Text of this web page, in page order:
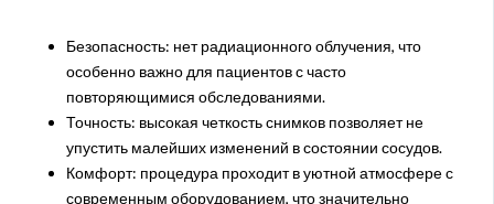
Безопасность: нет радиационного облучения, что
особенно важно для пациентов с часто
повторяющимися обследованиями.
Точность: высокая четкость снимков позволяет не
упустить малейших изменений в состоянии сосудов.
Комфорт: процедура проходит в уютной атмосфере с
современным оборудованием, что значительно